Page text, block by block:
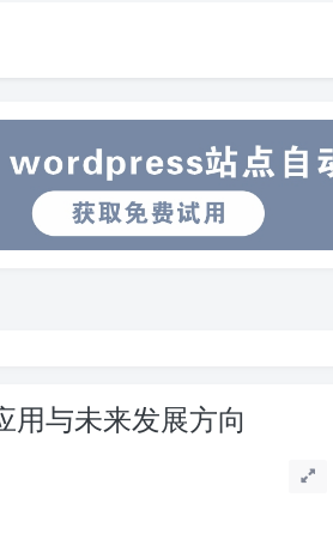
用与未来发展方向